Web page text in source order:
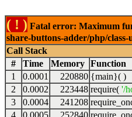
( ! ) Fatal error: Maximum
share-buttons-adder/php/
Call Stack
#
Time Memory Function
1
0.0001 220880 {main}( )
2
0.0002 223448 require( '/
3
0.0004 241208
4
0.0005 252840